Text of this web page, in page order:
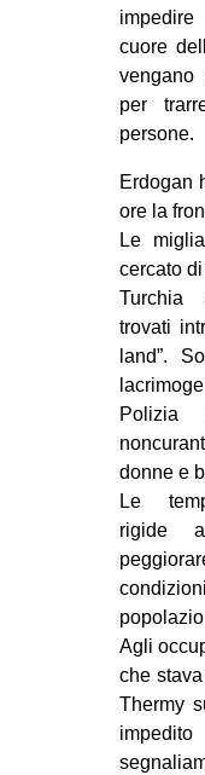
cuore
vengano
per
persone.
Erdogan
ore la
Le
cercato
Turchia
trovati
land”.
Polizia
donne e
Le
rigide
Agli
che
Thermy